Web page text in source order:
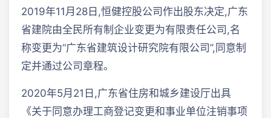
2019年11月28日,恒健控股公司作出股东决定,广东
省建院由全民所有制企业变更为有限责任公司,名
称变更为“广东省建筑设计研究院有限公司”,同意制
定并通过公司章程。
2020年5月21日,广东省住房和城乡建设厅出具
《关于同意办理工商登记变更和事业单位注销事项